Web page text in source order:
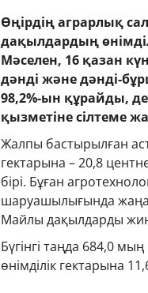
Өңірдің аграрлық
дақылдардың
Мәселен, 16 қазан
дәнді және дәнді-
98,2%-ын құрайды,
қызметіне сілтеме
Жалпы бастырылған
гектарына – 20,8
бірі. Бұған
шаруашылығында жаңа
Майлы дақылдарды
Бүгінгі таңда 684,0
өнімділік гектарына